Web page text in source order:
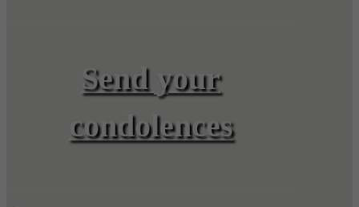
Send your
condolences